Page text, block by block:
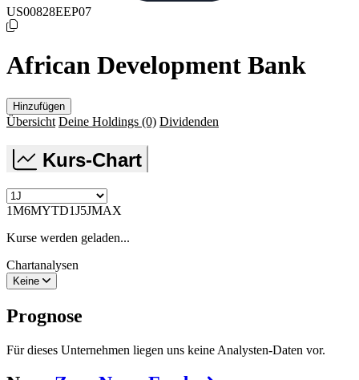
US00828EEP07
African Development Bank
Hinzufügen
Übersicht Deine Holdings (0) Dividenden
Kurs-Chart
1M6MYTD1J5JMAX
Kurse werden geladen...
Chartanalysen
Keine
Prognose
Für dieses Unternehmen liegen uns keine Analysten-Daten vor.